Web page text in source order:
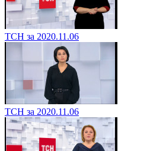
ТСН за 2020.11.06
ТСН за 2020.11.06